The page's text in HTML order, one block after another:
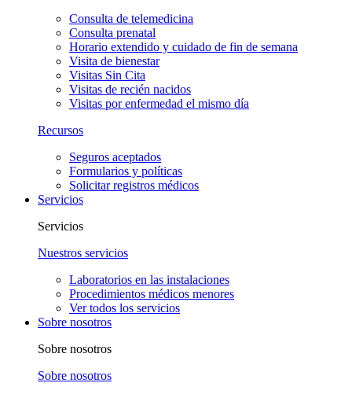
Consulta de telemedicina
Consulta prenatal
Horario extendido y cuidado de fin de semana
Visita de bienestar
Visitas Sin Cita
Visitas de recién nacidos
Visitas por enfermedad el mismo día
Recursos
Seguros aceptados
Formularios y políticas
Solicitar registros médicos
Servicios
Servicios
Nuestros servicios
Laboratorios en las instalaciones
Procedimientos médicos menores
Ver todos los servicios
Sobre nosotros
Sobre nosotros
Sobre nosotros